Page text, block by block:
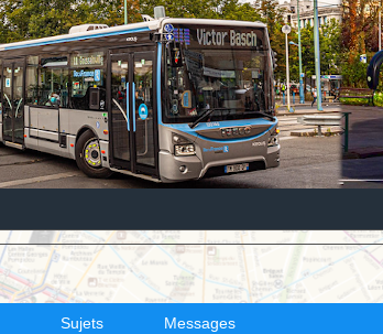
Sujets Messages